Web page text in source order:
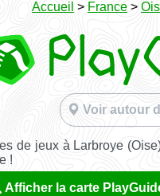
Accueil > France >
Voir autour
de jeux à Larbroye
!
Afficher la carte